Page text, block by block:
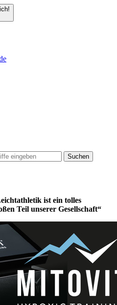
Suchen
ist ein tolles
Teil unserer Gesellschaft“